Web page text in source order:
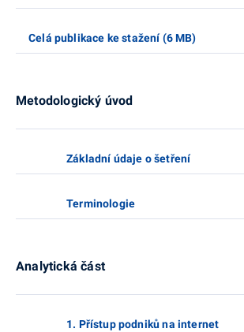
Celá publikace ke stažení (6 MB)
Metodologický úvod
Základní údaje o šetření
Terminologie
Analytická část
1. Přístup podniků na internet